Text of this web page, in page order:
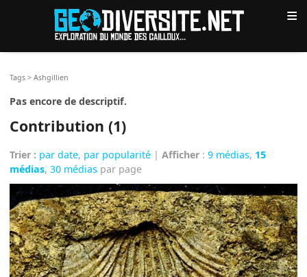
≡
Tags >Ashgillien
Pas encore de descriptif.
Contribution (1)
Trier : par date, par popularité |Afficher :9 médias, 15
médias,30 médias par page